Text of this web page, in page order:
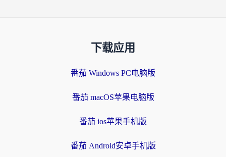
下载应用
番茄 Windows PC电脑版
番茄 macOS苹果电脑版
番茄 ios苹果手机版
番茄 Android安卓手机版